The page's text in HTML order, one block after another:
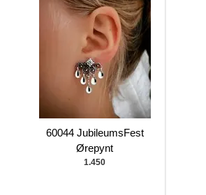
60044 JubileumsFest
Ørepynt
1.450